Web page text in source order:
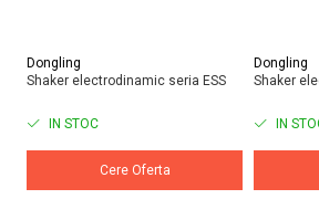
Dongling
Shaker electrodinamic seria ESS
IN STOC
Cere Oferta
Dongling
Shaker
IN